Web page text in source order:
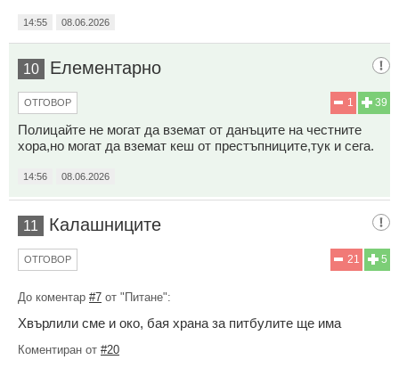
14:55 08.06.2026
10 Елементарно
39
1
ОТГОВОР
Полицайте не могат да вземат от данъците на честните
хора,но могат да вземат кеш от престъпниците,тук и сега.
14:56 08.06.2026
11 Калашниците
5
21
ОТГОВОР
До коментар #7 от "Питане":
Хвърлили сме и око, бая храна за питбулите ще има
Коментиран от #20